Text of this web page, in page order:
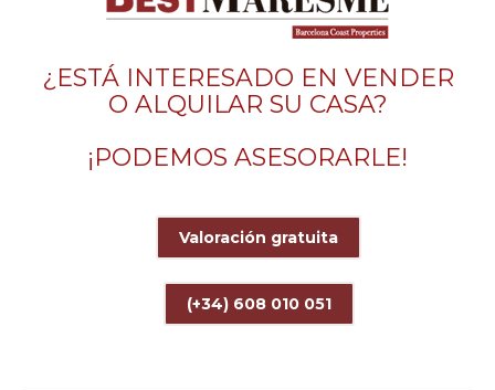
¿ESTÁ INTERESADO EN VENDER
O ALQUILAR SU CASA?
¡PODEMOS ASESORARLE!
Valoración gratuita
(+34) 608 010 051